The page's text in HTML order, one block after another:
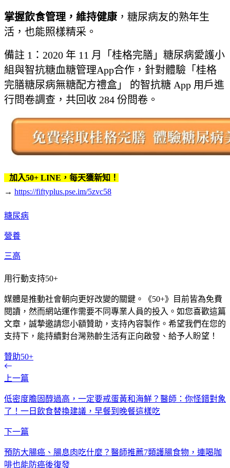
掌握飲食管理，維持健康 ，糖尿病友的熟年生
活，也能照樣精采。
備註 1：2020 年 11 月「桂格完膳」糖尿病愛護小
組與智抗糖血糖管理App合作，針對體驗「桂格
完膳糖尿病無糖配方禮盒」 的智抗糖 App 用戶進
行問卷調查，共回收 284 份問卷。
加入50+ LINE，每天獲新知！
→ https://fiftyplus.pse.im/5zvc58
糖尿病
營養
三高
用行動支持50+
媒體是推動社會朝向更好改變的關鍵。《50+》目前皆為免費
閱讀，然而網站運作需要不同專業人員的投入。如您喜歡這篇
文章，誠摯邀請您小額贊助，支持內容製作。希望我們在您的
支持下，能持續對台灣熟齡生活有正向啟發、給予人盼望！
贊助50+
上一篇
低密度膽固醇過高，一定要戒蛋黃和海鮮？醫師：你怪錯對象
了！一日飲食替換建議，早餐到晚餐這樣吃
下一篇
預防大腸癌、腸息肉吃什麼？醫師推薦7類護腸食物，連喝咖
啡也能防癌後復發